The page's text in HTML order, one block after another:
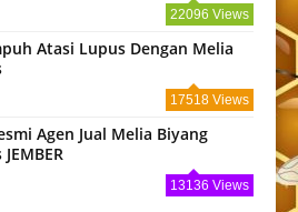
22096 Views
Atasi Lupus Dengan Melia
17518 Views
Agen Jual Melia Biyang
13136 Views